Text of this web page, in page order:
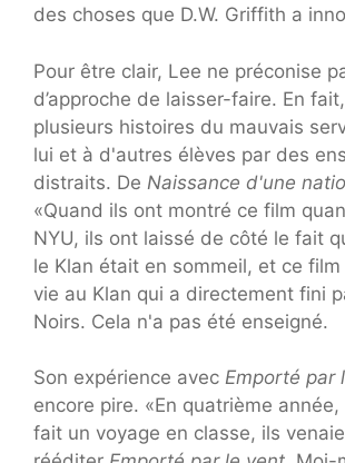
des choses que D.W. Griffith a
Pour être clair, Lee ne préconise
d’approche de laisser-faire. En
plusieurs histoires du mauvais
lui et à d'autres élèves par des
distraits. De Naissance d'une
«Quand ils ont montré ce film
NYU, ils ont laissé de côté le fait
le Klan était en sommeil, et ce
vie au Klan qui a directement fini
Noirs. Cela n'a pas été enseigné.
Son expérience avec Emporté par
encore pire. «En quatrième
fait un voyage en classe, ils